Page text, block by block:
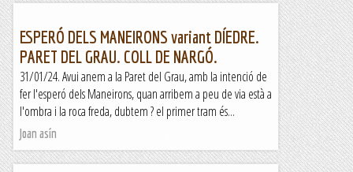
ESPERÓ DELS MANEIRONS variant DÍEDRE.
PARET DEL GRAU. COLL DE NARGÓ.
31/01/24. Avui anem a la Paret del Grau, amb la intenció de
fer l'esperó dels Maneirons, quan arribem a peu de via està a
l'ombra i la roca freda, dubtem ? el primer tram és...
Joan asín